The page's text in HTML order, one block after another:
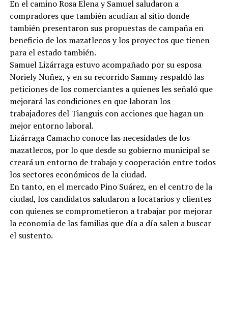
En el camino Rosa Elena y Samuel saludaron a
compradores que también acudían al sitio donde
también presentaron sus propuestas de campaña en
beneficio de los mazatlecos y los proyectos que tienen
para el estado también.
Samuel Lizárraga estuvo acompañado por su esposa
Noriely Nuñez, y en su recorrido Sammy respaldó las
peticiones de los comerciantes a quienes les señaló que
mejorará las condiciones en que laboran los
trabajadores del Tianguis con acciones que hagan un
mejor entorno laboral.
Lizárraga Camacho conoce las necesidades de los
mazatlecos, por lo que desde su gobierno municipal se
creará un entorno de trabajo y cooperación entre todos
los sectores económicos de la ciudad.
En tanto, en el mercado Pino Suárez, en el centro de la
ciudad, los candidatos saludaron a locatarios y clientes
con quienes se comprometieron a trabajar por mejorar
la economía de las familias que día a día salen a buscar
el sustento.